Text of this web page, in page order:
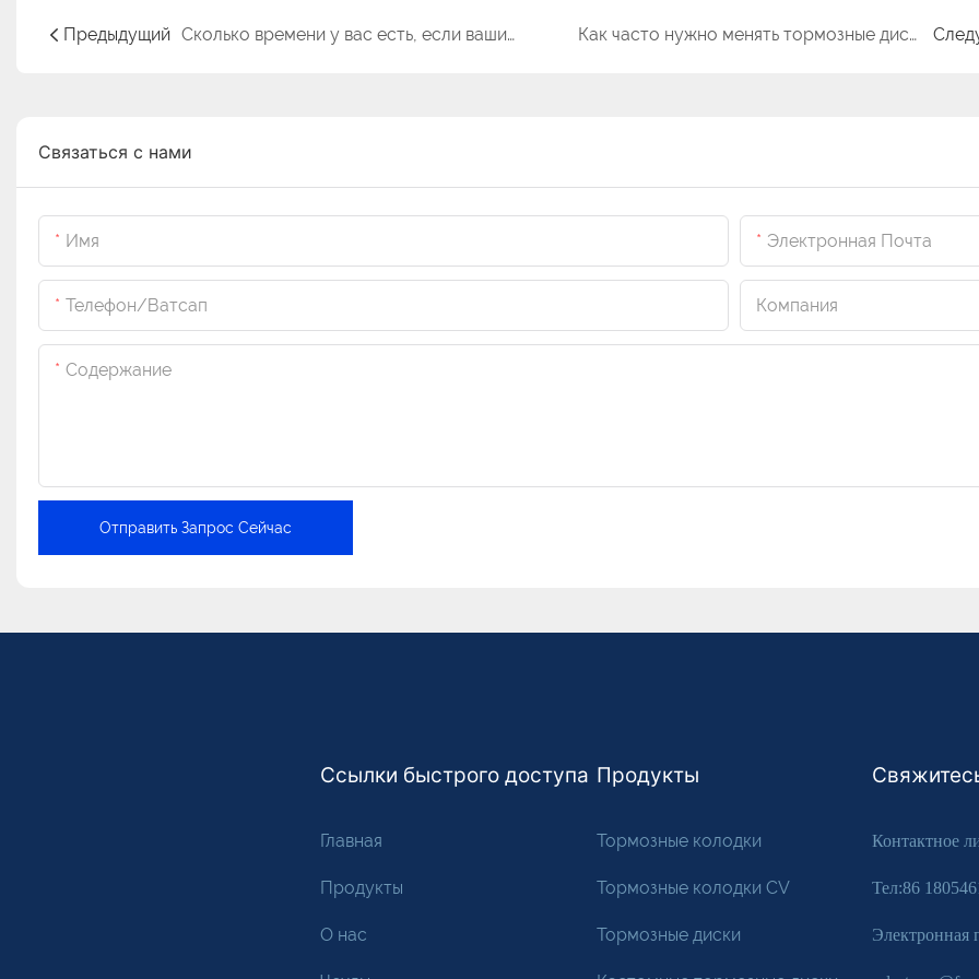
Предыдущий Сколько времени у вас есть, если ваши тормоза начинают скрипеть? Как часто нужно менять тормозные диски на легковом автомобиле или микроавтобусе?
Связаться с нами
Имя Электронная Почта
Телефон/ватсап Компания
Содержание
Отправить Запрос Сейчас
Ссылки быстрого доступа
Главная
Продукты
О нас
Продукты
Тормозные колодки
Тормозные колодки CV
Тормозные диски
Контактное
Тел:86
Электронная